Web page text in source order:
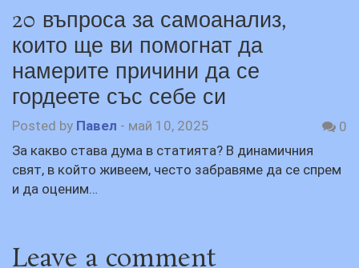
20 въпроса за самоанализ,
които ще ви помогнат да
намерите причини да се
гордеете със себе си
Posted by Павел - май 10, 2025
0
За какво става дума в статията? В динамичния
свят, в който живеем, често забравяме да се спрем
и да оценим…
Leave a comment